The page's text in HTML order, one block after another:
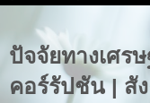
ปัจจัยทางเศร
คอร์รัปชัน | สั